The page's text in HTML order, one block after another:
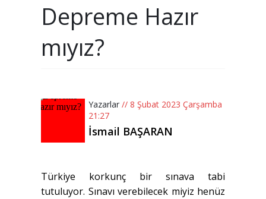
Depreme Hazır
mıyız?
Yazarlar // 8 Şubat 2023 Çarşamba
21:27
İsmail BAŞARAN
Türkiye korkunç bir sınava tabi
tutuluyor. Sınavı verebilecek miyiz henüz